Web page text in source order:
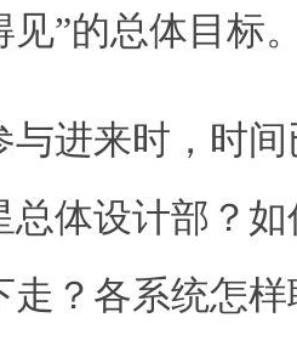
见”的总体目标
进来时，时间
总体设计部？
走？各系统怎